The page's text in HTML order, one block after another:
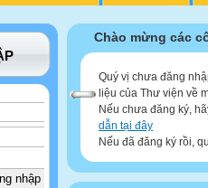
Chào mừng các
Quý vị chưa đăng
liệu của Thư viện về
Nếu chưa đăng ký,
dẫn tại đây
Nếu đã đăng ký rồi,